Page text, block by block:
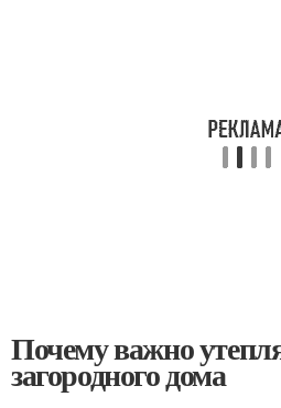
Почему важно
загородного дома